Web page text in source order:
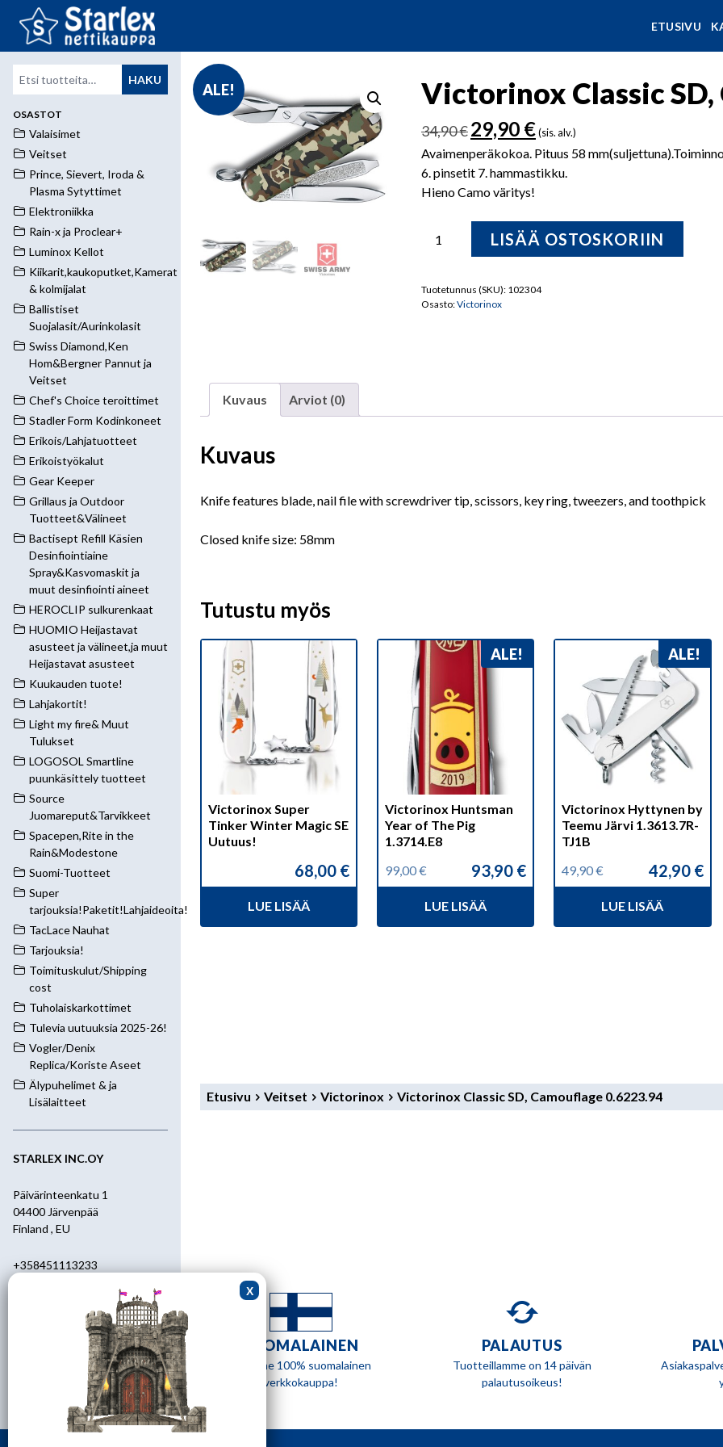
ETUSIVU
Etsi: HAKU
OSASTOT
Valaisimet
Veitset
Prince, Sievert, Iroda &
Plasma Sytyttimet
Elektroniikka
Rain-x ja Proclear+
Luminox Kellot
Kiikarit,kaukoputket,Kamerat
& kolmijalat
Ballistiset
Suojalasit/Aurinkolasit
Swiss Diamond,Ken
Hom&Bergner Pannut ja
Veitset
Chef's Choice teroittimet
Stadler Form Kodinkoneet
Erikois/Lahjatuotteet
Erikoistyökalut
Gear Keeper
Grillaus ja Outdoor
Tuotteet&Välineet
Bactisept Refill Käsien
Desinfiointiaine
Spray&Kasvomaskit ja
muut desinfiointi aineet
HEROCLIP sulkurenkaat
HUOMIO Heijastavat
asusteet ja välineet,ja muut
Heijastavat asusteet
Kuukauden tuote!
Lahjakortit!
Light my fire& Muut
Tulukset
LOGOSOL Smartline
puunkäsittely tuotteet
Source
Juomareput&Tarvikkeet
Spacepen,Rite in the
Rain&Modestone
Suomi-Tuotteet
Super
tarjouksia!Paketit!Lahjaideoita!
TacLace Nauhat
Tarjouksia!
Toimituskulut/Shipping
cost
Tuholaiskarkottimet
Tulevia uutuuksia 2025-26!
Vogler/Denix
Replica/Koriste Aseet
Älypuhelimet & ja
Lisälaitteet
STARLEX INC.OY
Päivärinteenkatu 1
04400 Järvenpää
Finland , EU
+358451113233
starlex@kolumbus.fi
Asiakaspalvelu
ark.klo 08.30-17.00
ALE! Victorinox Classic
34,90€ Alkuperäinen
hinta
oli:
34,90 €.
29,90 €Nykyinen
hinta
on:
29,90 €.
(sis. alv.)
Avaimenperäkokoa. Pituus 58
6. pinsetit 7. hammastikku.
Hieno Camo väritys!
Classic
Camouflage
0.6223.94
LISÄÄ OSTOSKORIIN
Tuotetunnus (SKU): 102304
Osasto:Victorinox
Kuvaus Arviot (0)
Kuvaus
Knife features blade, nail file with screwdriver tip, scissors, key ring, tweezers, and toothpick
Closed knife size: 58mm
Tutustu myös
Victorinox Super
Tinker Winter Magic SE
Uutuus!
68,00 €
LUE LISÄÄ
ALE!
Victorinox Huntsman
Year of The Pig
1.3714.E8
99,00€
Alkuperäinen
99,00 €.
93,90 €
Nykyinen
93,90 €.
LUE LISÄÄ
ALE!
Victorinox Hyttynen by
Teemu Järvi 1.3613.7R-
TJ1B
49,90€
Alkuperäinen
49,90 €.
42,90 €
Nykyinen
42,90 €.
LUE LISÄÄ
Etusivu Veitset Victorinox Victorinox Classic SD, Camouflage 0.6223.94
SUOMALAINEN
Olemme 100% suomalainen
verkkokauppa!
PALAUTUS
Tuotteillamme on 14 päivän
palautusoikeus!